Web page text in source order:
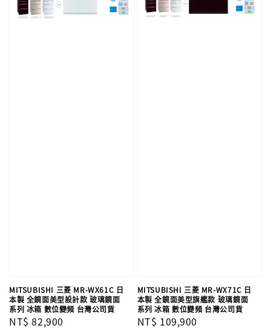
MITSUBISHI 三菱 MR-WX61C 日
本製 全鏡面美型設計款 玻璃鏡面
系列 冰箱 數位變頻 台灣公司貨
Regular
NT$ 82,900
MITSUBISHI 三菱 MR-WX71C 日
本製 全鏡面美型旗艦款 玻璃鏡面
系列 冰箱 數位變頻 台灣公司貨
Regular
NT$ 109,900